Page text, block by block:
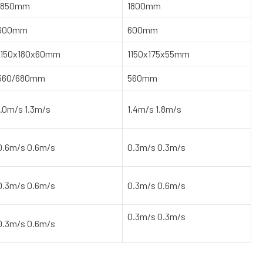
1800mm
600mm
1150x175x55mm
680mm 560mm
s 1.3m/s 1.4m/s 1.8m/s
s 0.6m/s 0.3m/s 0.3m/s
s 0.6m/s 0.3m/s 0.6m/s
s 0.6m/s
0.3m/s 0.3m/s